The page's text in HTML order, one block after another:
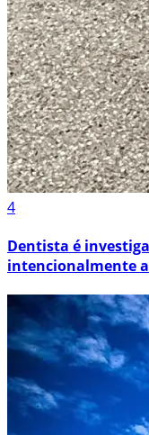
4
Dentista é
intencionalmente